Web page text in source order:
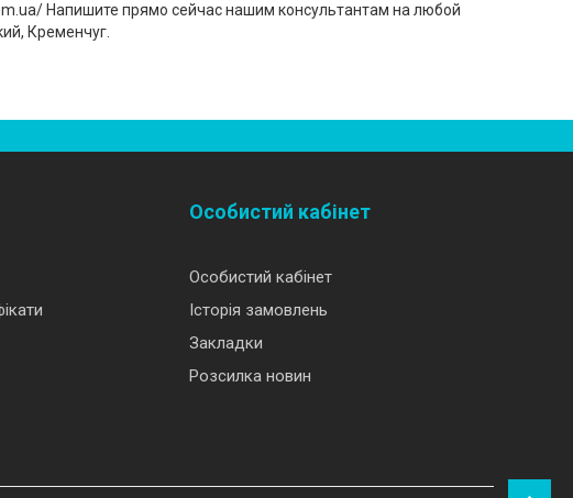
Напишите прямо сейчас нашим консультантам на любой
Кременчуг.
Особистий кабінет
Особистий кабінет
Історія замовлень
Закладки
Розсилка новин